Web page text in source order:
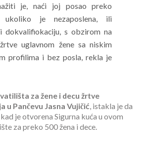
je, naći joj posao preko
ukoliko je nezaposlena, ili
dokvalifiokaciju, s obzirom na
uglavnom žene sa niskim
profilima i bez posla, rekla je
za žene i decu žrtve
u Pančevu Jasna Vujičić, istakla je da
je otvorena Sigurna kuća u ovom
za preko 500 žena i dece.